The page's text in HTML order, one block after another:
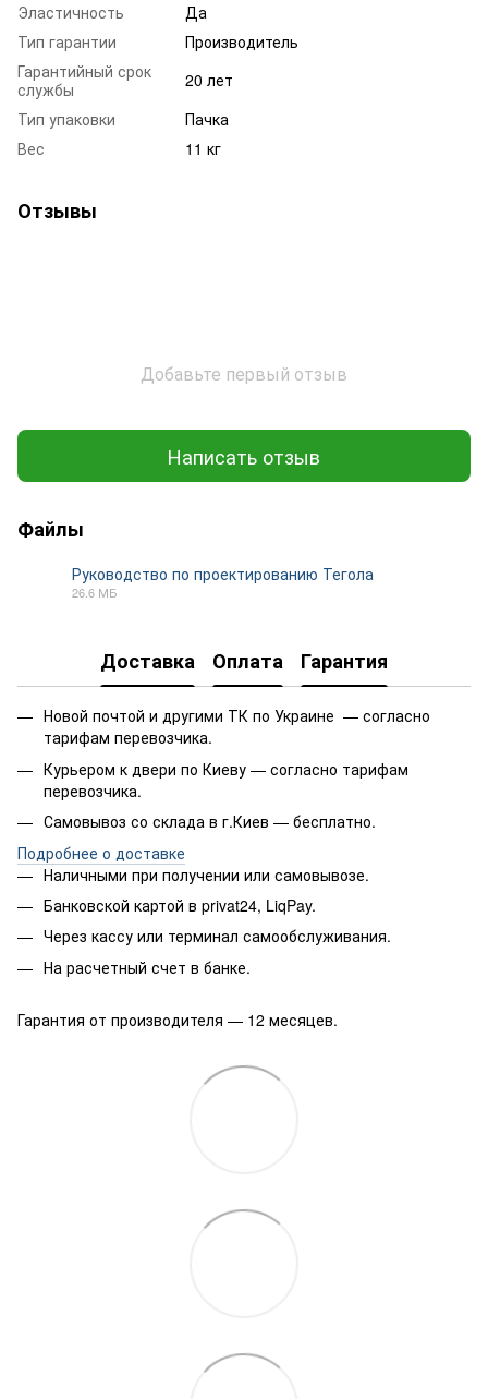
Эластичность
Да
Тип гарантии
Производитель
Гарантийный срок
службы
20 лет
Тип упаковки
Пачка
Вес
11 кг
Отзывы
Добавьте первый отзыв
Написать отзыв
Файлы
Руководство по проектированию Тегола
26.6 МБ
Доставка Оплата Гарантия
Новой почтой и другими ТК по Украине — согласно
тарифам перевозчика.
Курьером к двери по Киеву — согласно тарифам
перевозчика.
Самовывоз со склада в г.Киев — бесплатно.
Подробнее о доставке
Наличными при получении или самовывозе.
Банковской картой в privat24, LiqPay.
Через кассу или терминал самообслуживания.
На расчетный счет в банке.
Гарантия от производителя — 12 месяцев.